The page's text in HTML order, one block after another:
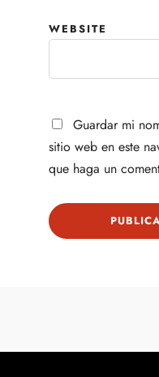
WEBSITE
Guardar mi
sitio web en este
que haga un